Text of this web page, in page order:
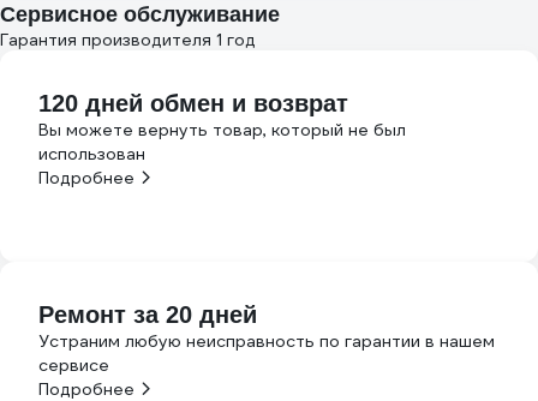
Сервисное обслуживание
Гарантия производителя 1 год
120 дней обмен и возврат
Вы можете вернуть товар, который не был
использован
Подробнее
Ремонт за 20 дней
Устраним любую неисправность по гарантии в нашем
сервисе
Подробнее